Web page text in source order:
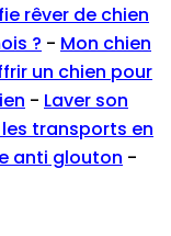
rêver de chien
? - Mon chien
un chien pour
- Laver son
les transports en
anti glouton -